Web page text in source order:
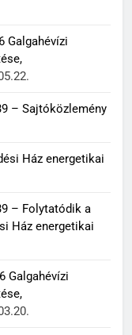
Galgahévízi
– Sajtóközlemény
Ház energetikai
– Folytatódik a
Ház energetikai
Galgahévízi